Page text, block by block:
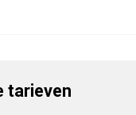
tarieven